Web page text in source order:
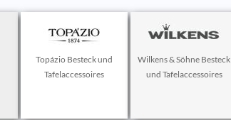
Topázio Besteck und
Tafelaccessoires
Wilkens & Söhne Besteck
und Tafelaccessoires